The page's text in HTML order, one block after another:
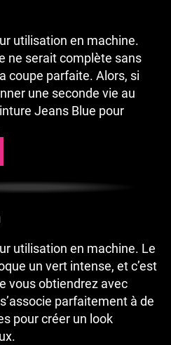
utilisation en machine.
ne serait complète sans
coupe parfaite. Alors, si
une seconde vie au
Jeans Blue pour
utilisation en machine. Le
un vert intense, et c’est
vous obtiendrez avec
parfaitement à de
pour créer un look